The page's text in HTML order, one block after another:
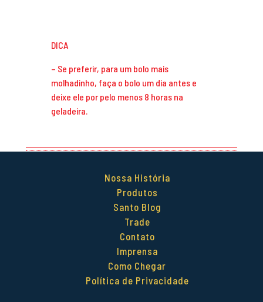
DICA
– Se preferir, para um bolo mais
molhadinho, faça o bolo um dia antes e
deixe ele por pelo menos 8 horas na
geladeira.
Nossa História
Produtos
Santo Blog
Trade
Contato
Imprensa
Como Chegar
Política de Privacidade